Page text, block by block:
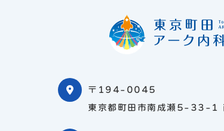
〒194-0045
東京都町田市南成瀬5-33-1